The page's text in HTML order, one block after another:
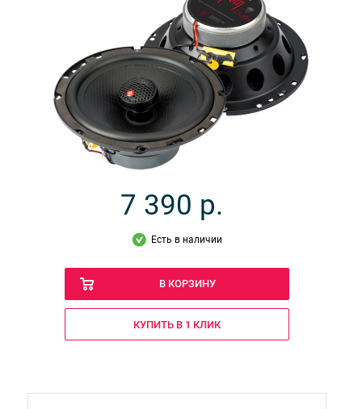
7 390 р.
Есть в наличии
В КОРЗИНУ
КУПИТЬ В 1 КЛИК